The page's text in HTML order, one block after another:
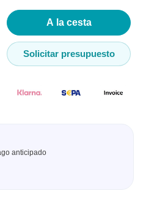
A la cesta
Solicitar presupuesto
anticipado